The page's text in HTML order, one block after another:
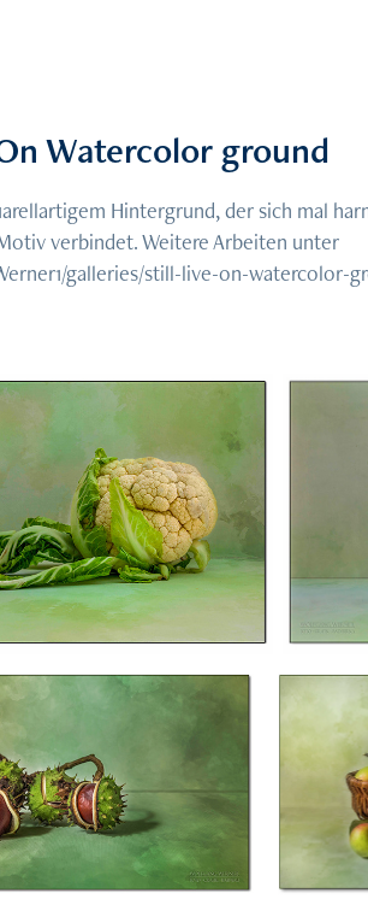
Watercolor ground
Hintergrund, der sich mal
verbindet. Weitere Arbeiten unter
galleries/still-live-on-watercolor-